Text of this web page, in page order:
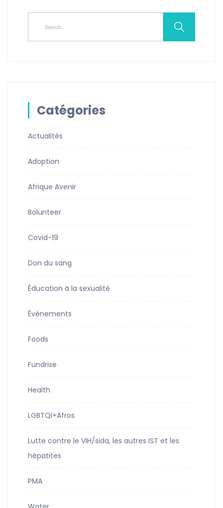
Catégories
Actualités
Adoption
Afrique Avenir
Bolunteer
Covid-19
Don du sang
Éducation à la sexualité
Évènements
Foods
Fundrise
Health
LGBTQI+Afros
Lutte contre le VIH/sida, les autres IST et les
hépatites
PMA